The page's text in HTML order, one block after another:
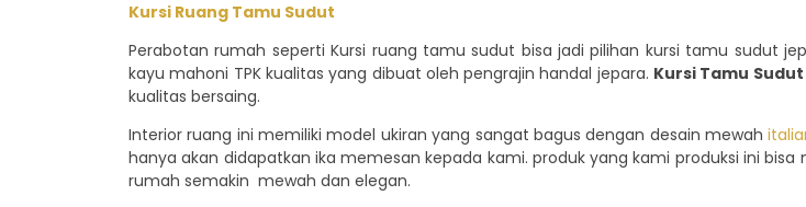
Kursi Ruang Tamu Sudut
Perabotan rumah seperti Kursi ruang tamu sudut bisa jadi pilihan kursi tamu sudut
kayu mahoni TPK kualitas yang dibuat oleh pengrajin handal jepara. Kursi Tamu
kualitas bersaing.
Interior ruang ini memiliki model ukiran yang sangat bagus dengan desain mewah
hanya akan didapatkan ika memesan kepada kami. produk yang kami produksi ini
rumah semakin mewah dan elegan.